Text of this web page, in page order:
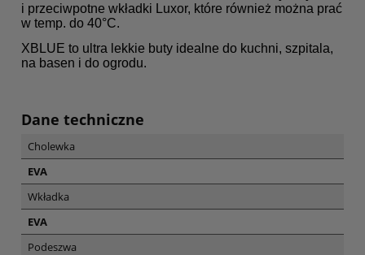
i przeciwpotne wkładki Luxor, które również można prać
w temp. do 40°C.
XBLUE to ultra lekkie buty idealne do kuchni, szpitala,
na basen i do ogrodu.
Dane techniczne
Cholewka
EVA
Wkładka
EVA
Podeszwa